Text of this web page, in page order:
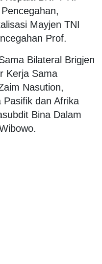
Mayjen TNI
Prof.
Bilateral Brigjen
Kerja Sama
Nasution,
Pasifik dan Afrika
Bina Dalam